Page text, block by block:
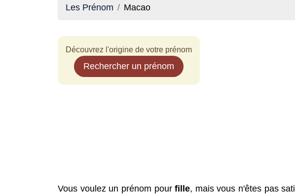
Les Prénom Macao
Découvrez l'origine de votre prénom
Rechercher un prénom
Vous voulez un prénom pourfille, mais vous n'êtes pas